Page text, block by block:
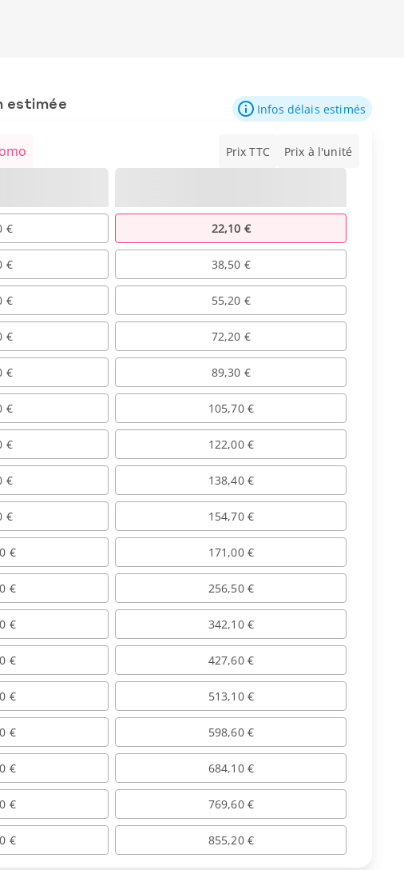
estimée Infos délais estimés
Prix TTC Prix à l'unité
€ 22,10 €
€ 38,50 €
€ 55,20 €
€ 72,20 €
€ 89,30 €
€ 105,70 €
€ 122,00 €
€ 138,40 €
€ 154,70 €
€ 171,00 €
€ 256,50 €
€ 342,10 €
€ 427,60 €
€ 513,10 €
€ 598,60 €
€ 684,10 €
€ 769,60 €
€ 855,20 €